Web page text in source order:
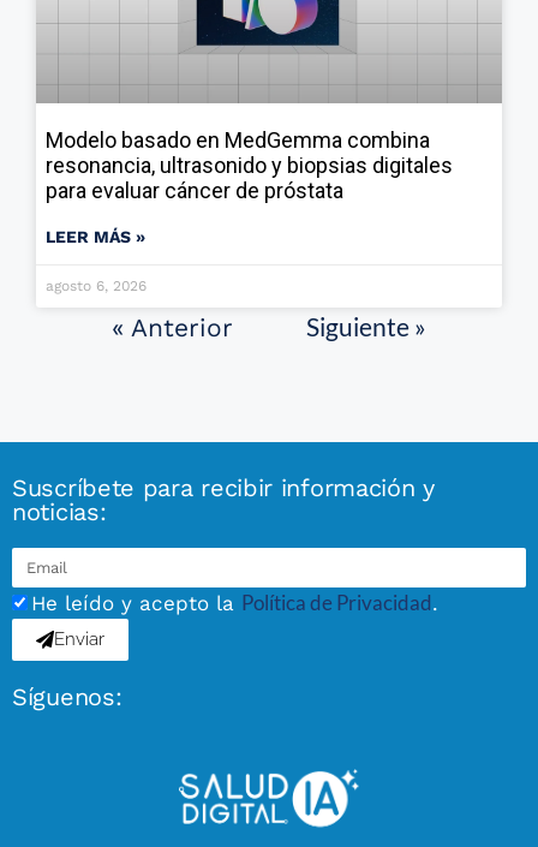
Modelo basado en MedGemma combina
resonancia, ultrasonido y biopsias digitales
para evaluar cáncer de próstata
LEER MÁS »
agosto 6, 2026
« Anterior Siguiente »
Suscríbete para recibir información y
noticias:
He leído y acepto la Política de Privacidad.
Enviar
Síguenos: